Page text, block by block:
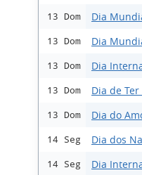
13 Dom Dia
13 Dom Dia
13 Dom Dia
13 Dom Dia de
13 Dom Dia do
14 Seg Dia dos
14 Seg Dia